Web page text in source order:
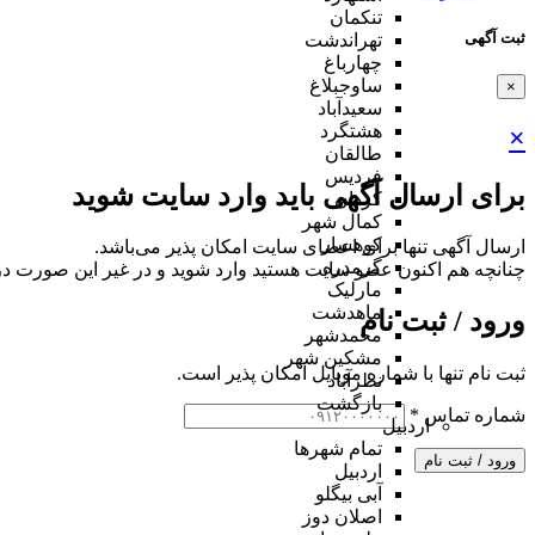
ثبت آگهی
×
×
برای ارسال آگهی باید وارد سایت شوید
ارسال آگهی تنها برای اعضای سایت امکان پذیر می‌باشد.
چنانچه هم‌ اکنون عضو سایت هستید وارد شوید و در غیر این صورت
ورود / ثبت نام
ثبت نام تنها با شماره موبایل امکان پذیر است.
شماره تماس *
ورود / ثبت نام
تنکمان
تهراندشت
چهارباغ
ساوجبلاغ
سعیدآباد
هشتگرد
طالقان
فردیس
کردان
کمال شهر
کوهسار
گرمدره
مارلیک
ماهدشت
محمدشهر
مشکین شهر
نظرآباد
بازگشت
اردبیل
تمام شهر‌ها
اردبیل
آبی بیگلو
اصلان دوز